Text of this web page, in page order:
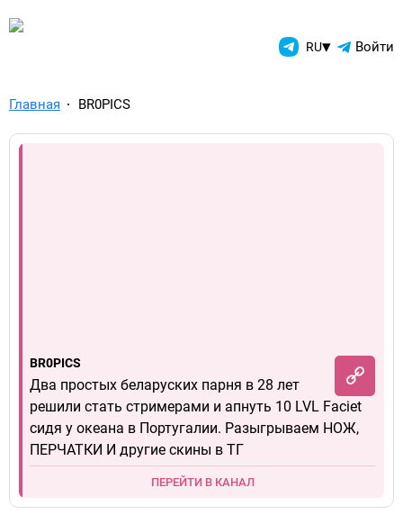
TelegramAds.com — RU▾ Войти
Главная BR0PICS
BR0PICS
Два простых беларуских парня в 28 лет
решили стать стримерами и апнуть 10 LVL Faciet
сидя у океана в Португалии. Разыгрываем НОЖ,
ПЕРЧАТКИ И другие скины в ТГ
ПЕРЕЙТИ В КАНАЛ